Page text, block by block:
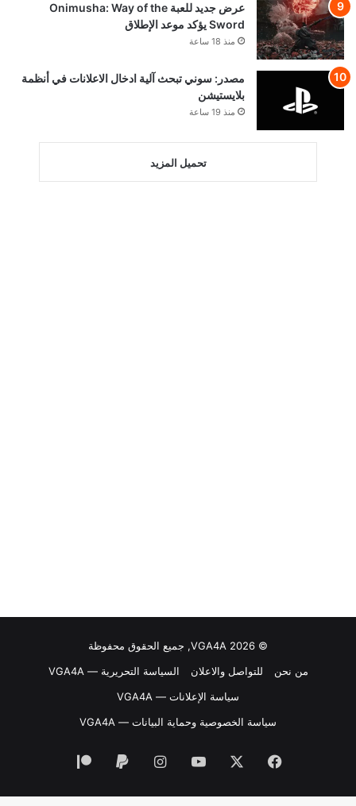
عرض جديد للعبة Onimusha: Way of the
Sword يؤكد موعد الإطلاق
منذ 18 ساعة
مصدر: سوني تبحث آلية ادخال الاعلانات في أنظمة
بلايستيشن
منذ 19 ساعة
تحميل المزيد
© VGA4A 2026, جميع الحقوق محفوظة
من نحن
للتواصل والاعلان
السياسة التحريرية — VGA4A
سياسة الإعلانات — VGA4A
سياسة الخصوصية وحماية البيانات — VGA4A
فيسبوك ‫YouTubeانستقرام
‏Paypal
‫Patreon